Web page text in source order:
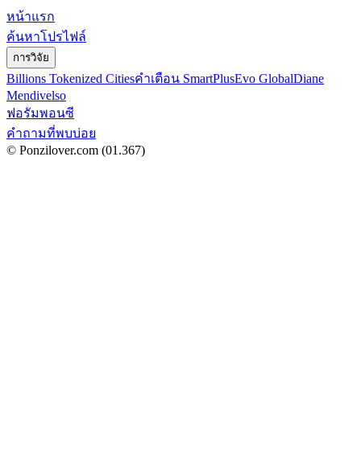
หน้าแรก
ค้นหาโปรไฟล์
การวิจัย
Billions Tokenized Citiesคำเตือน SmartPlusEvo GlobalDiane
Mendivelso
ฟอรัมพอนซี
คำถามที่พบบ่อย
© Ponzilover.com (01.367)